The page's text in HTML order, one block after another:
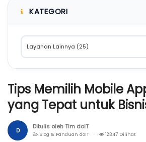
KATEGORI
Tips Memilih Mobile
yang Tepat untuk
D Ditulis oleh Tim doIT
Blog & Panduan doIT · 12347 Dilihat